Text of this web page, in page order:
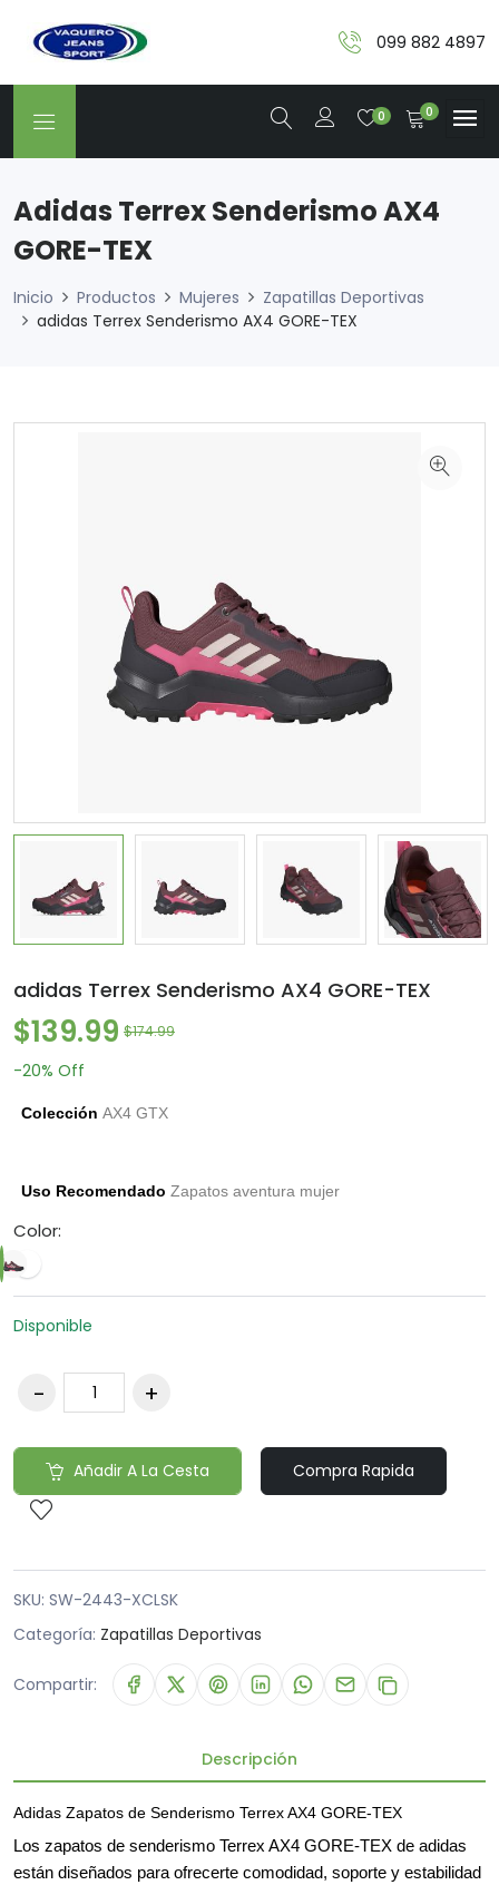
099 882 4897
0 0
Adidas Terrex Senderismo AX4
GORE-TEX
Inicio Productos Mujeres
Zapatillas Deportivas
adidas Terrex Senderismo AX4 GORE-TEX
adidas Terrex Senderismo AX4 GORE-TEX
$139.99 $174.99
-20% Off
Colección AX4 GTX
Uso Recomendado Zapatos aventura mujer
Color:
Disponible
Añadir A La Cesta Compra Rapida
SKU: SW-2443-XCLSK
Categoría: Zapatillas Deportivas
Compartir:
Descripción
Adidas Zapatos de Senderismo Terrex AX4 GORE-TEX
Los zapatos de senderismo Terrex AX4 GORE-TEX de adidas
están diseñados para ofrecerte comodidad, soporte y estabilidad